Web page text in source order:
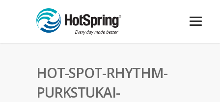
HOT-SPOT-RHYTHM-
PURKSTUKAI-